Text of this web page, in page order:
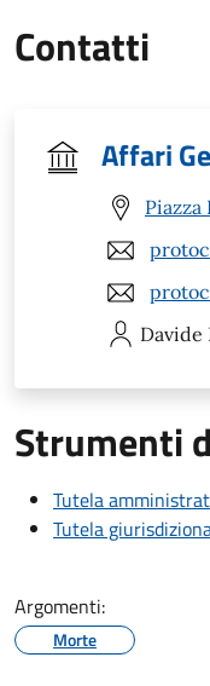
Contatti
Affari
Piazza
Davide
Strumenti
Tutela
Tutela
Argomenti:
Morte